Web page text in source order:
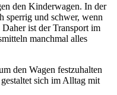
den Kinderwagen. In der
sperrig und schwer, wenn
ist der Transport im
manchmal alles
den Wagen festzuhalten
sich im Alltag mit